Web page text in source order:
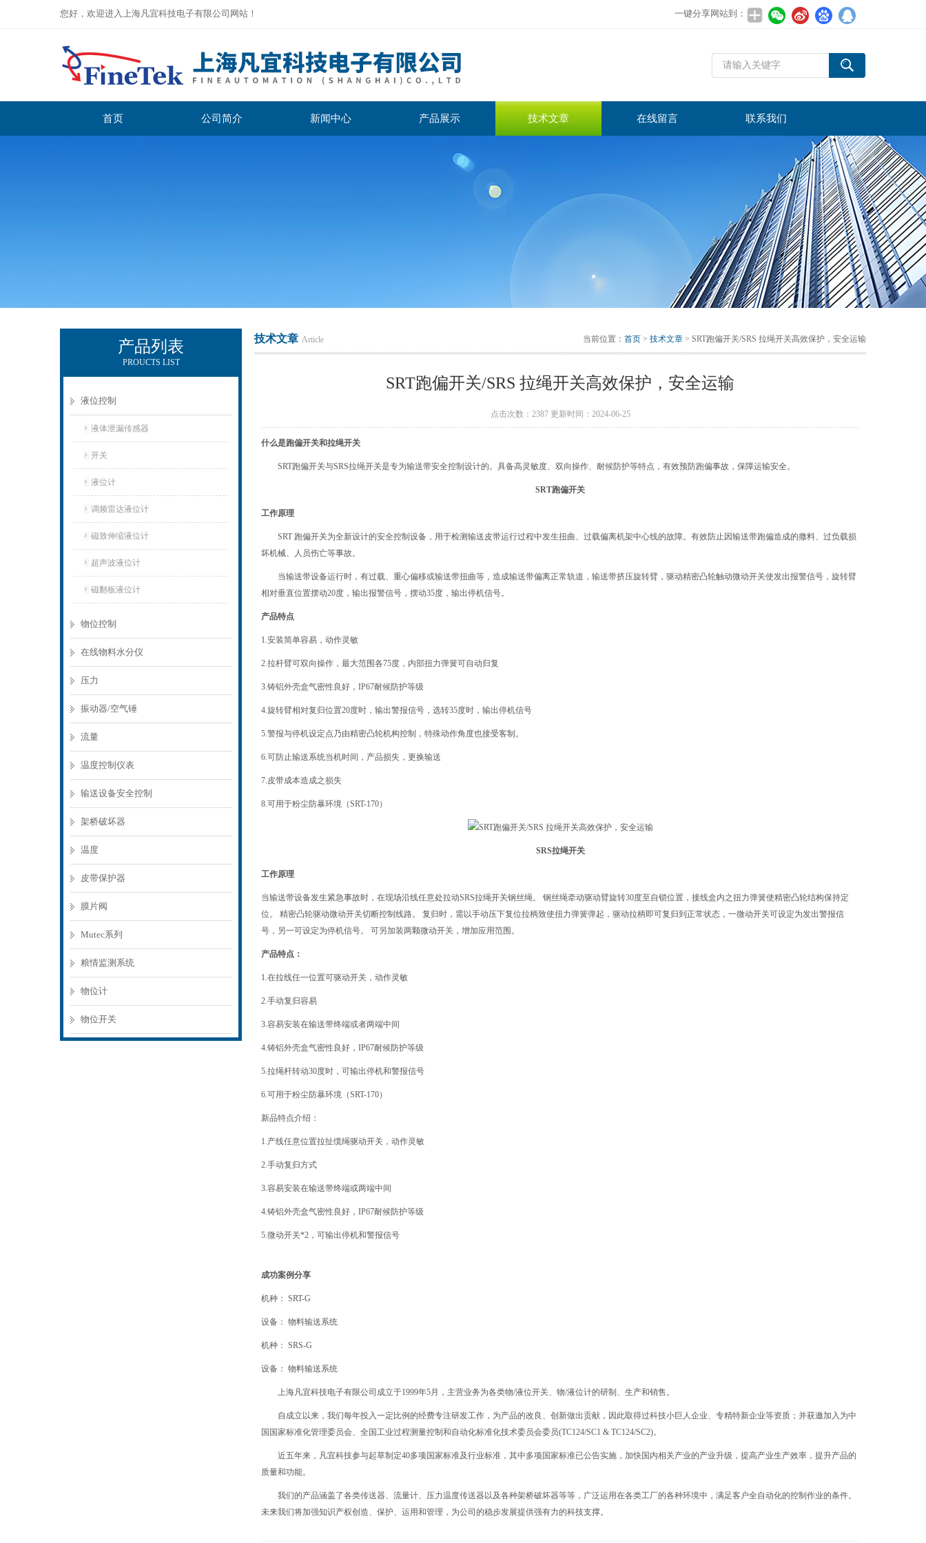
您好，欢迎进入上海凡宜科技电子有限公司网站！ 一键分享网站到：
首页 公司简介 新闻中心 产品展示 技术文章 在线留言 联系我们
产品列表
PROUCTS LIST
液位控制
液体泄漏传感器
开关
液位计
调频雷达液位计
磁致伸缩液位计
超声波液位计
磁翻板液位计
物位控制
在线物料水分仪
压力
振动器/空气锤
流量
温度控制仪表
输送设备安全控制
架桥破坏器
温度
皮带保护器
膜片阀
Mutec系列
粮情监测系统
物位计
物位开关
技术文章 Article 当前位置： 首页 > 技术文章 > SRT跑偏开关/SRS 拉绳开关高效保护，安全运输
SRT跑偏开关/SRS 拉绳开关高效保护，安全运输
点击次数：2387 更新时间：2024-06-25
什么是跑偏开关和拉绳开关
SRT跑偏开关与SRS拉绳开关是专为输送带安全控制设计的。具备高灵敏度、双向操作、耐候防护等特点，有效预防跑偏事故，保障运输安全。
SRT跑偏开关
工作原理
SRT 跑偏开关为全新设计的安全控制设备，用于检测输送皮带运行过程中发生扭曲、过载偏离机架中心线的故障。有效防止因输送带跑偏造成的撒料、过负载损
坏机械、人员伤亡等事故。
当输送带设备运行时，有过载、重心偏移或输送带扭曲等，造成输送带偏离正常轨道，输送带挤压旋转臂，驱动精密凸轮触动微动开关使发出报警信号，旋转臂
相对垂直位置摆动20度，输出报警信号，摆动35度，输出停机信号。
产品特点
1.安装简单容易，动作灵敏
2.拉杆臂可双向操作，最大范围各75度，内部扭力弹簧可自动归复
3.铸铝外壳盒气密性良好，IP67耐候防护等级
4.旋转臂相对复归位置20度时，输出警报信号，选转35度时，输出停机信号
5.警报与停机设定点乃由精密凸轮机构控制，特殊动作角度也接受客制。
6.可防止输送系统当机时间，产品损失，更换输送
7.皮带成本造成之损失
8.可用于粉尘防暴环境（SRT-170）
SRS拉绳开关
工作原理
当输送带设备发生紧急事故时，在现场沿线任意处拉动SRS拉绳开关钢丝绳。 钢丝绳牵动驱动臂旋转30度至自锁位置，接线盒内之扭力弹簧使精密凸轮结构保持定
位。 精密凸轮驱动微动开关切断控制线路。 复归时，需以手动压下复位拉柄致使扭力弹簧弹起，驱动拉柄即可复归到正常状态，一微动开关可设定为发出警报信
号，另一可设定为停机信号。 可另加装两颗微动开关，增加应用范围。
产品特点：
1.在拉线任一位置可驱动开关，动作灵敏
2.手动复归容易
3.容易安装在输送带终端或者两端中间
4.铸铝外壳盒气密性良好，IP67耐候防护等级
5.拉绳杆转动30度时，可输出停机和警报信号
6.可用于粉尘防暴环境（SRT-170）
新品特点介绍：
1.产线任意位置拉扯缆绳驱动开关，动作灵敏
2.手动复归方式
3.容易安装在输送带终端或两端中间
4.铸铝外壳盒气密性良好，IP67耐候防护等级
5.微动开关*2，可输出停机和警报信号
成功案例分享
机种： SRT-G
设备： 物料输送系统
机种： SRS-G
设备： 物料输送系统
上海凡宜科技电子有限公司成立于1999年5月，主营业务为各类物/液位开关、物/液位计的研制、生产和销售。
自成立以来，我们每年投入一定比例的经费专注研发工作，为产品的改良、创新做出贡献，因此取得过科技小巨人企业、专精特新企业等资质；并获邀加入为中
国国家标准化管理委员会、全国工业过程测量控制和自动化标准化技术委员会委员(TC124/SC1 & TC124/SC2)。
近五年来，凡宜科技参与起草制定40多项国家标准及行业标准，其中多项国家标准已公告实施，加快国内相关产业的产业升级，提高产业生产效率，提升产品的
质量和功能。
我们的产品涵盖了各类传送器、流量计、压力温度传送器以及各种架桥破坏器等等，广泛运用在各类工厂的各种环境中，满足客户全自动化的控制作业的条件。
未来我们将加强知识产权创造、保护、运用和管理，为公司的稳步发展提供强有力的科技支撑。